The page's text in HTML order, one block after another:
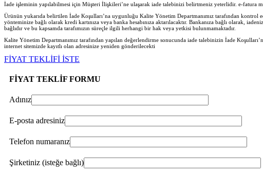
İade işleminin yapılabilmesi için Müşteri İlişkileri’ne ulaşarak iade talebinizi belirtmeniz yeterlidir. e-fatura
Ürünün yukarıda belirtilen İade Koşulları’na uygunluğu Kalite Yönetim Departmanımız tarafından
yönteminize bağlı olarak kredi kartınıza veya banka hesabınıza aktarılacaktır. Bankanıza bağlı olarak,
bağlıdır ve bu kapsamda tarafımızın süreçle ilgili herhangi bir hak veya yetkisi bulunmamaktadır.
Kalite Yönetim Departmanımız tarafından yapılan değerlendirme sonucunda iade talebinizin İade
internet sitemizde kayıtlı olan adresinize yeniden gönderilecekti
FİYAT TEKLİFİ İSTE
FİYAT TEKLİF FORMU
Adınız
E-posta adresiniz
Telefon numaranız
Şirketiniz (isteğe bağlı)